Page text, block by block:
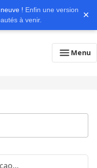
! Enfin une version
à venir.
×
Menu